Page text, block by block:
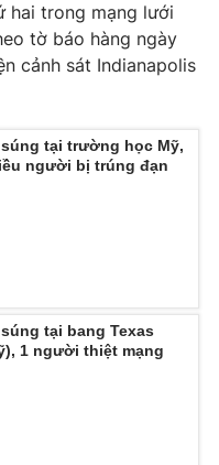
nếu không có sự chấp
khi phát hành lại
hai trong mạng lưới
tờ báo hàng ngày
cảnh sát Indianapolis
súng tại trường học Mỹ,
người bị trúng đạn
súng tại bang Texas
1 người thiệt mạng